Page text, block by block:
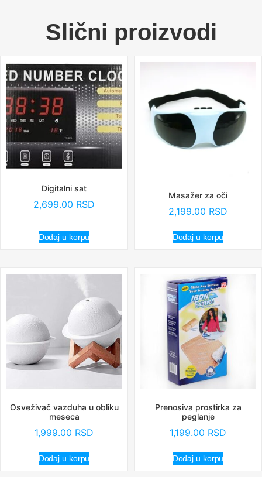
Slični proizvodi
Digitalni sat
2,699.00 RSD
Dodaj u korpu
Masažer za oči
2,199.00 RSD
Dodaj u korpu
Osveživač vazduha u obliku
meseca
1,999.00 RSD
Dodaj u korpu
Prenosiva prostirka za
peglanje
1,199.00 RSD
Dodaj u korpu